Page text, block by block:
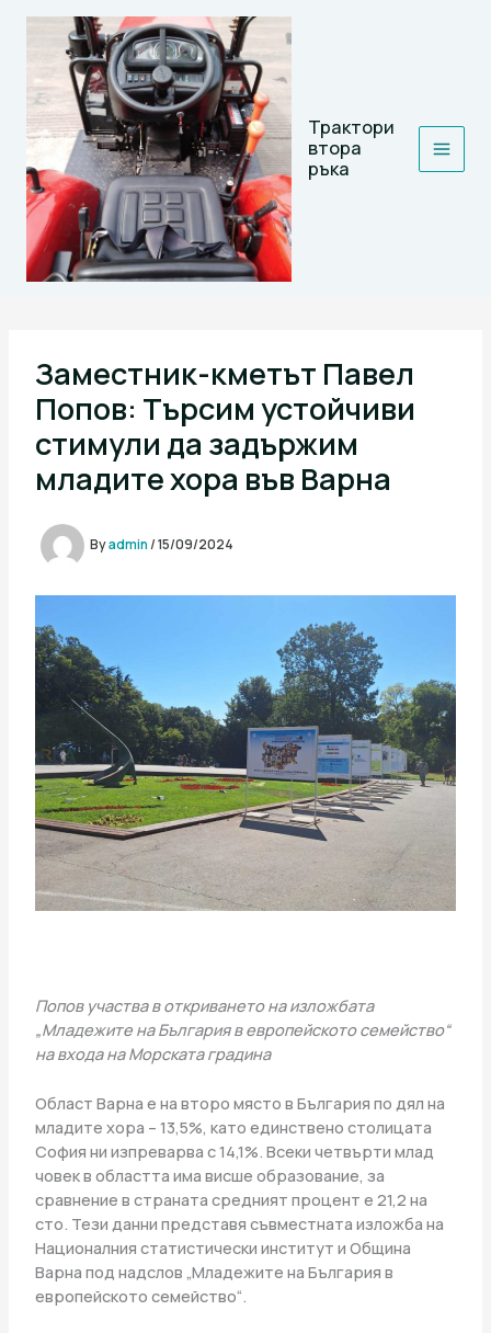
Skip
Трактори
втора
ръка
Заместник-кметът Павел
Попов: Търсим устойчиви
стимули да задържим
младите хора във Варна
Byadmin/15/09/2024
Попов участва в откриването на изложбата
„Младежите на България в европейското семейство“
на входа на Морската градина
Област Варна е на второ място в България по дял на
младите хора – 13,5%, като единствено столицата
София ни изпреварва с 14,1%. Всеки четвърти млад
човек в областта има висше образование, за
сравнение в страната средният процент е 21,2 на
сто. Тези данни представя съвместната изложба на
Националния статистически институт и Община
Варна под надслов „Младежите на България в
европейското семейство“.